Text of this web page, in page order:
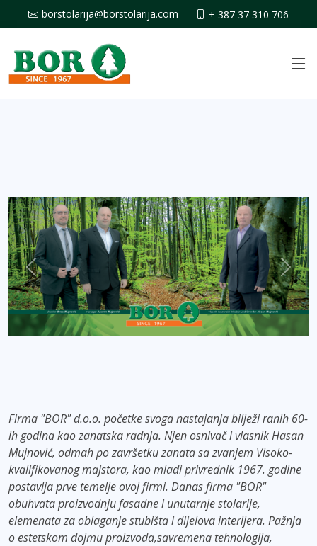
borstolarija@borstolarija.com + 387 37 310 706
Previous Next
Firma "BOR" d.o.o. početke svoga nastajanja bilježi ranih 60-
ih godina kao zanatska radnja. Njen osnivač i vlasnik Hasan
Mujnović, odmah po završetku zanata sa zvanjem Visoko-
kvalifikovanog majstora, kao mladi privrednik 1967. godine
postavlja prve temelje ovoj firmi. Danas firma "BOR"
obuhvata proizvodnju fasadne i unutarnje stolarije,
elemenata za oblaganje stubišta i dijelova interijera. Pažnja
o estetskom dojmu proizvoda,savremena tehnologija,